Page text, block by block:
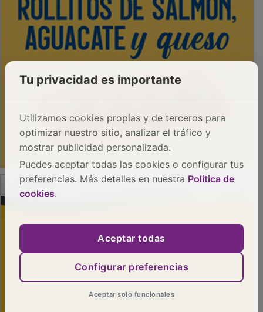
PUBLICIDAD
Tu privacidad es importante
Utilizamos cookies propias y de terceros para
optimizar nuestro sitio, analizar el tráfico y
mostrar publicidad personalizada.
Puedes aceptar todas las cookies o configurar tus
preferencias. Más detalles en nuestra Política de
cookies.
Aceptar todas
Configurar preferencias
Aceptar solo funcionales